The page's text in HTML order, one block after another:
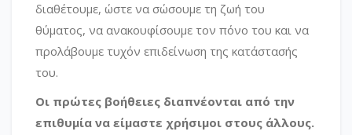
διαθέτουμε, ώστε να σώσουμε τη ζωή του
θύματος, να ανακουφίσουμε τον πόνο του και να
προλάβουμε τυχόν επιδείνωση της κατάστασής
του.
Οι πρώτες βοήθειες διαπνέονται από την
επιθυμία να είμαστε χρήσιμοι στους άλλους.